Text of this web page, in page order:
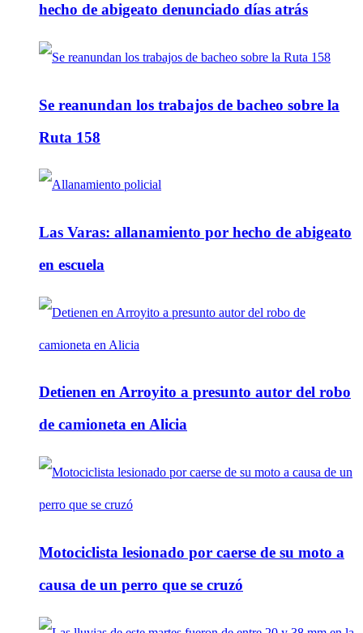
hecho de abigeato denunciado días atrás
Se reanundan los trabajos de bacheo sobre la
Ruta 158
Las Varas: allanamiento por hecho de abigeato
en escuela
Detienen en Arroyito a presunto autor del robo
de camioneta en Alicia
Motociclista lesionado por caerse de su moto a
causa de un perro que se cruzó